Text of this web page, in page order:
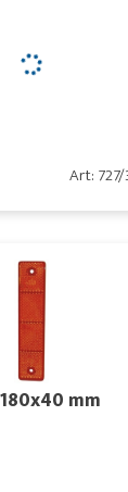
Art: 727/
mm